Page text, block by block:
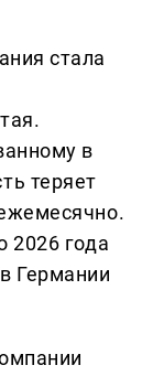
стала
в
теряет
2026 года
Германии